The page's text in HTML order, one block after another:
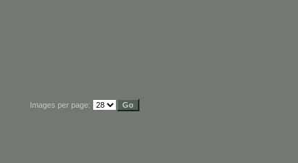
Images per page: